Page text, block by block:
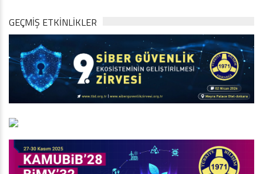
GEÇMİŞ ETKİNLİKLER